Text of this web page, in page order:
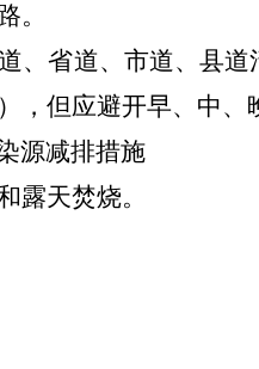
。
、省道、市道、县
，但应避开早、中、
源减排措施
露天焚烧。